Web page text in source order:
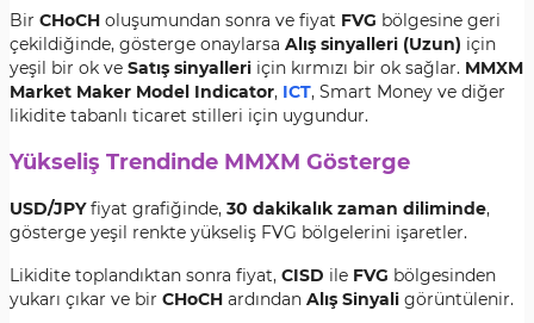
Bir CHoCH oluşumundan sonra ve fiyat FVG bölgesine geri
çekildiğinde, gösterge onaylarsa Alış sinyalleri (Uzun) için
yeşil bir ok ve Satış sinyalleri için kırmızı bir ok sağlar. MMXM
Market Maker Model Indicator, ICT, Smart Money ve diğer
likidite tabanlı ticaret stilleri için uygundur.
Yükseliş Trendinde MMXM Gösterge
USD/JPYfiyat grafiğinde, 30 dakikalık zaman diliminde,
gösterge yeşil renkte yükseliş FVG bölgelerini işaretler.
Likidite toplandıktan sonra fiyat, CISD ile FVG bölgesinden
yukarı çıkar ve bir CHoCH ardından Alış Sinyali görüntülenir.